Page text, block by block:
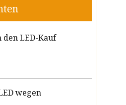
den LED-Kauf
wegen